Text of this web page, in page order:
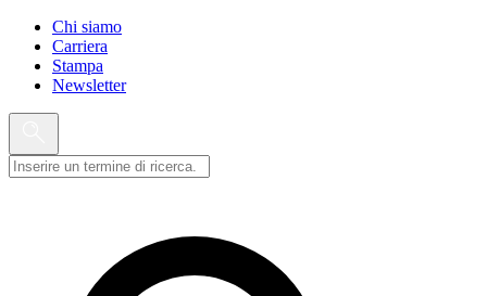
Chi siamo
Carriera
Stampa
Newsletter